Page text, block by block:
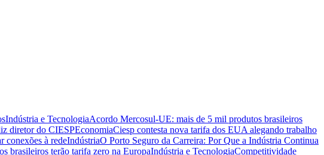
Indústria e TecnologiaAcordo Mercosul-UE: mais de 5 mil produtos brasileiros
diretor do CIESPEconomiaCiesp contesta nova tarifa dos EUA alegando trabalho
conexões à redeIndústriaO Porto Seguro da Carreira: Por Que a Indústria Continua
brasileiros terão tarifa zero na EuropaIndústria e TecnologiaCompetitividade